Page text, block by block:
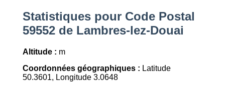
Statistiques pour Code Postal
59552 de Lambres-lez-Douai
Altitude : m
Coordonnées géographiques : Latitude
50.3601, Longitude 3.0648